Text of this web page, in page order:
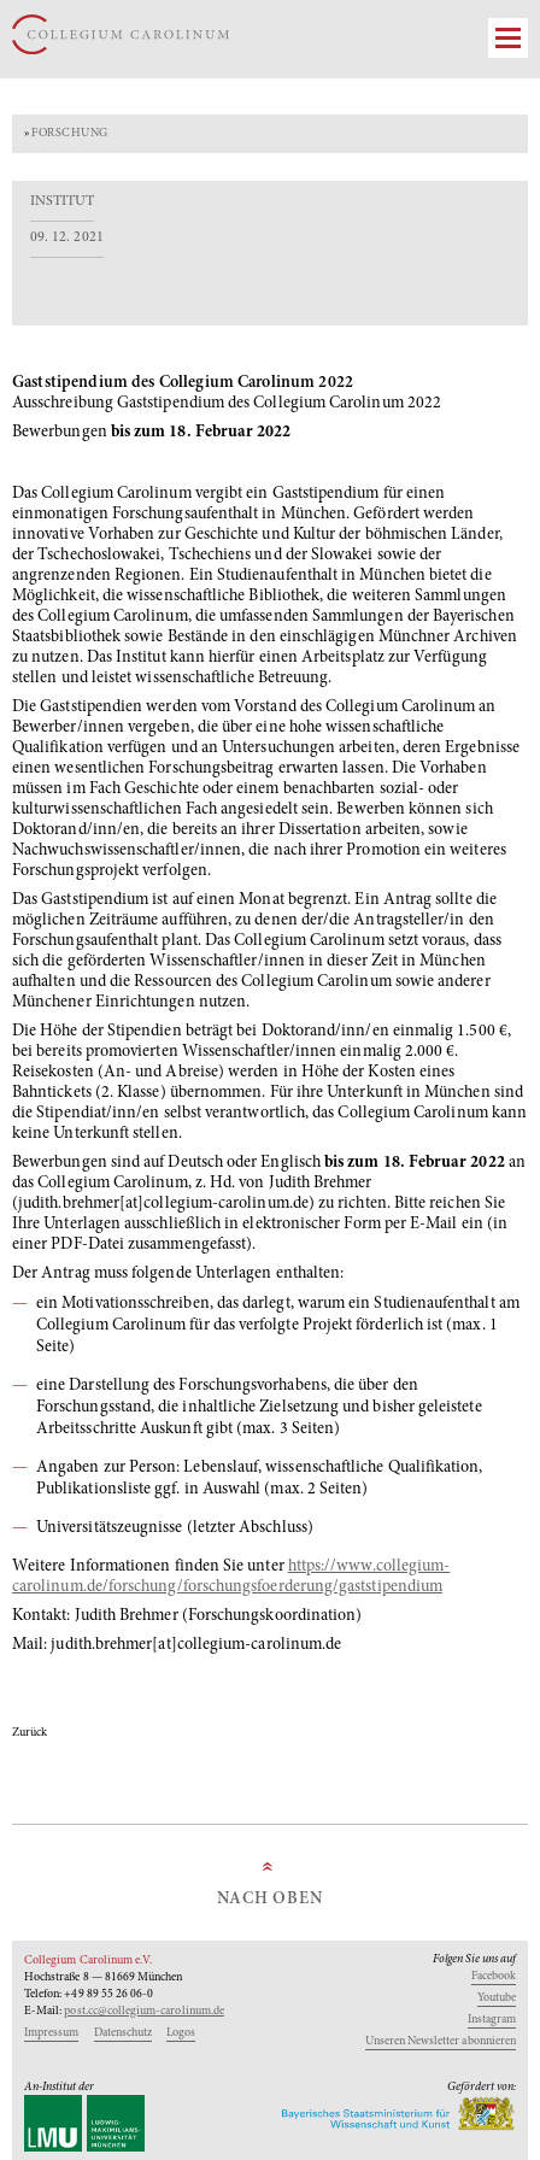
» FORSCHUNG
INSTITUT
09. 12. 2021
Gaststipendium des Collegium Carolinum 2022
Ausschreibung Gaststipendium des Collegium Carolinum 2022
Bewerbungen bis zum 18. Februar 2022
Das Collegium Carolinum vergibt ein Gaststipendium für einen
einmonatigen Forschungsaufenthalt in München. Gefördert werden
innovative Vorhaben zur Geschichte und Kultur der böhmischen Länder,
der Tschechoslowakei, Tschechiens und der Slowakei sowie der
angrenzenden Regionen. Ein Studienaufenthalt in München bietet die
Möglichkeit, die wissenschaftliche Bibliothek, die weiteren Sammlungen
des Collegium Carolinum, die umfassenden Sammlungen der Bayerischen
Staatsbibliothek sowie Bestände in den einschlägigen Münchner Archiven
zu nutzen. Das Institut kann hierfür einen Arbeitsplatz zur Verfügung
stellen und leistet wissenschaftliche Betreuung.
Die Gaststipendien werden vom Vorstand des Collegium Carolinum an
Bewerber/innen vergeben, die über eine hohe wissenschaftliche
Qualifikation verfügen und an Untersuchungen arbeiten, deren Ergebnisse
einen wesentlichen Forschungsbeitrag erwarten lassen. Die Vorhaben
müssen im Fach Geschichte oder einem benachbarten sozial- oder
kulturwissenschaftlichen Fach angesiedelt sein. Bewerben können sich
Doktorand/inn/en, die bereits an ihrer Dissertation arbeiten, sowie
Nachwuchswissenschaftler/innen, die nach ihrer Promotion ein weiteres
Forschungsprojekt verfolgen.
Das Gaststipendium ist auf einen Monat begrenzt. Ein Antrag sollte die
möglichen Zeiträume aufführen, zu denen der/die Antragsteller/in den
Forschungsaufenthalt plant. Das Collegium Carolinum setzt voraus, dass
sich die geförderten Wissenschaftler/innen in dieser Zeit in München
aufhalten und die Ressourcen des Collegium Carolinum sowie anderer
Münchener Einrichtungen nutzen.
Die Höhe der Stipendien beträgt bei Doktorand/inn/en einmalig 1.500 €,
bei bereits promovierten Wissenschaftler/innen einmalig 2.000 €.
Reisekosten (An- und Abreise) werden in Höhe der Kosten eines
Bahntickets (2. Klasse) übernommen. Für ihre Unterkunft in München sind
die Stipendiat/inn/en selbst verantwortlich, das Collegium Carolinum kann
keine Unterkunft stellen.
Bewerbungen sind auf Deutsch oder Englisch bis zum 18. Februar 2022an
das Collegium Carolinum, z. Hd. von Judith Brehmer
(judith.brehmer[at]collegium-carolinum.de) zu richten. Bitte reichen Sie
Ihre Unterlagen ausschließlich in elektronischer Form per E-Mail ein (in
einer PDF-Datei zusammengefasst).
Der Antrag muss folgende Unterlagen enthalten:
ein Motivationsschreiben, das darlegt, warum ein Studienaufenthalt am
Collegium Carolinum für das verfolgte Projekt förderlich ist (max. 1
Seite)
eine Darstellung des Forschungsvorhabens, die über den
Forschungsstand, die inhaltliche Zielsetzung und bisher geleistete
Arbeitsschritte Auskunft gibt (max. 3 Seiten)
Angaben zur Person: Lebenslauf, wissenschaftliche Qualifikation,
Publikationsliste ggf. in Auswahl (max. 2 Seiten)
Universitätszeugnisse (letzter Abschluss)
Weitere Informationen finden Sie unter https://www.collegium-
carolinum.de/forschung/forschungsfoerderung/gaststipendium
Kontakt: Judith Brehmer (Forschungskoordination)
Mail: judith.brehmer[at]collegium-carolinum.de
Zurück
»
NACH OBEN
Collegium Carolinum e.V.
Hochstraße 8 — 81669 München
Telefon: +49 89 55 26 06-0
E-Mail:post.cc@collegium-carolinum.de
Impressum
Datenschutz Logos
Folgen Sie uns auf
Facebook
Youtube
Instagram
Unseren Newsletter abonnieren
An-Institut der Gefördert von: